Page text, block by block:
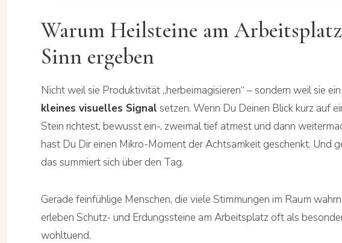
Warum Heilsteine am Arbeitsplatz
Sinn ergeben
Nicht weil sie Produktivität „herbeimagisieren“ – sondern weil sie ein
kleines visuelles Signal setzen. Wenn Du Deinen Blick kurz auf
Stein richtest, bewusst ein-, zweimal tief atmest und dann
hast Du Dir einen Mikro-Moment der Achtsamkeit geschenkt. Und
das summiert sich über den Tag.
Gerade feinfühlige Menschen, die viele Stimmungen im Raum
erleben Schutz- und Erdungssteine am Arbeitsplatz oft als
wohltuend.